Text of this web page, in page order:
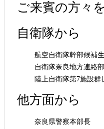
ご来賓の方々
自衛隊から
航空自衛隊幹部候補
自衛隊奈良地方連絡
陸上自衛隊第7施設群
他方面から
奈良県警察本部長